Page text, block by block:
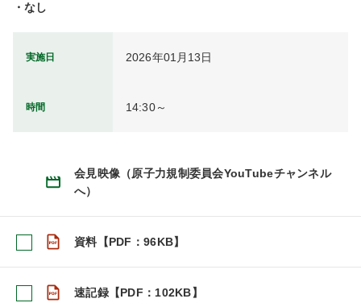
・なし
実施日 2026年01月13日
時間 14:30～
会見映像（原子力規制委員会YouTubeチャンネル
へ）
資料【PDF：96KB】
速記録【PDF：102KB】